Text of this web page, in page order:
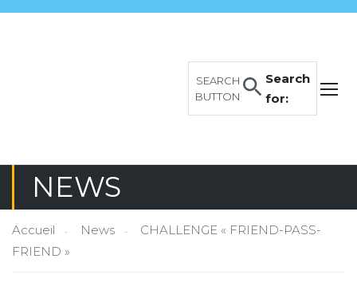
Search
for:
SEARCH
BUTTON
NEWS
Accueil News
CHALLENGE « FRIEND-PASS-
FRIEND »